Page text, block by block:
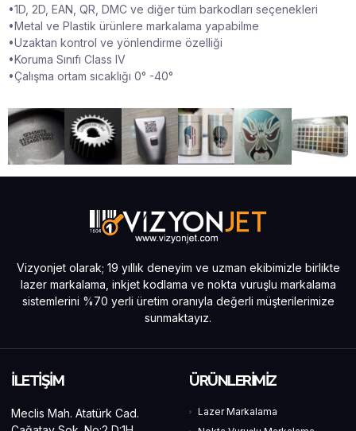
•1D, 2D, EAN, QR, DMC ve diğer tüm barkodları seçenekleri
•Metal ve Plastik ürünlere markalama yapabilme
•Uzaktan kontrol ve yönlendirme özelliği
•Koruma Sınıfı Class IV
•Çalışma ortam sıcaklığı 0° -40°
Vizyonjet olarak; 19 yıllık deneyim ve uzman ekibimizle birlikte
lazer markalama, inkjet kodlama ve nokta vuruşlu markalama
sistemlerini %70 yerli üretim oranıyla değerli müşterilerimize
sunmaktayız.
İLETİŞİM
Meclis Mah. Atatürk Cad.
ÜRÜNLERİMİZ
Lazer Markalama